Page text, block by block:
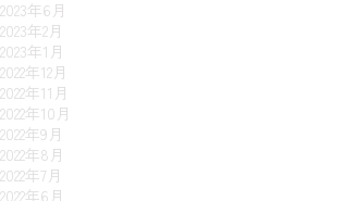
2023年6月
2023年2月
2023年1月
2022年12月
2022年11月
2022年10月
2022年9月
2022年8月
2022年7月
2022年6月